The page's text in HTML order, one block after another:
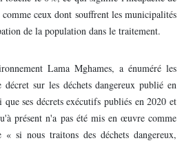
ceux dont souffrent les municipalités
de la population dans le traitement.
Lama Mghames, a énuméré les
décret sur les déchets dangereux publié en
ses décrets exécutifs publiés en 2020 et
présent n'a pas été mis en œuvre comme
« si nous traitons des déchets dangereux,